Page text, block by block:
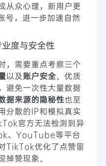
从众心理，新用户更
号，进一步加速自然
度与安全性
，需要重点考察三个
以及账户安全。优质
避免一次性大量数据
据来源的隐秘性也至
分散的IP和模拟真实
官方无法检测到异
、YouTube等平台
TikTok优化了点赞留
掉赞现象。